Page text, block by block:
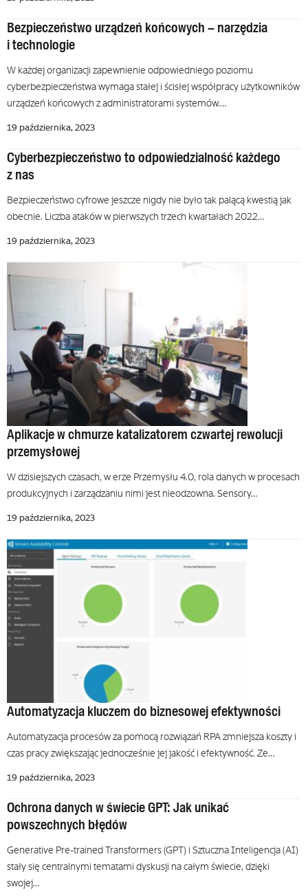
Bezpieczeństwo urządzeń końcowych – narzędzia
i technologie
W każdej organizacji zapewnienie odpowiedniego poziomu
cyberbezpieczeństwa wymaga stałej i ścisłej współpracy użytkowników
urządzeń końcowych z administratorami systemów.…
19 października, 2023
Cyberbezpieczeństwo to odpowiedzialność każdego
z nas
Bezpieczeństwo cyfrowe jeszcze nigdy nie było tak palącą kwestią jak
obecnie. Liczba ataków w pierwszych trzech kwartałach 2022…
19 października, 2023
Aplikacje w chmurze katalizatorem czwartej rewolucji
przemysłowej
W dzisiejszych czasach, w erze Przemysłu 4.0, rola danych w procesach
produkcyjnych i zarządzaniu nimi jest nieodzowna. Sensory…
19 października, 2023
Automatyzacja kluczem do biznesowej efektywności
Automatyzacja procesów za pomocą rozwiązań RPA zmniejsza koszty i
czas pracy zwiększając jednocześnie jej jakość i efektywność. Ze…
19 października, 2023
Ochrona danych w świecie GPT: Jak unikać
powszechnych błędów
Generative Pre-trained Transformers (GPT) i Sztuczna Inteligencja (AI)
stały się centralnymi tematami dyskusji na całym świecie, dzięki
swojej…